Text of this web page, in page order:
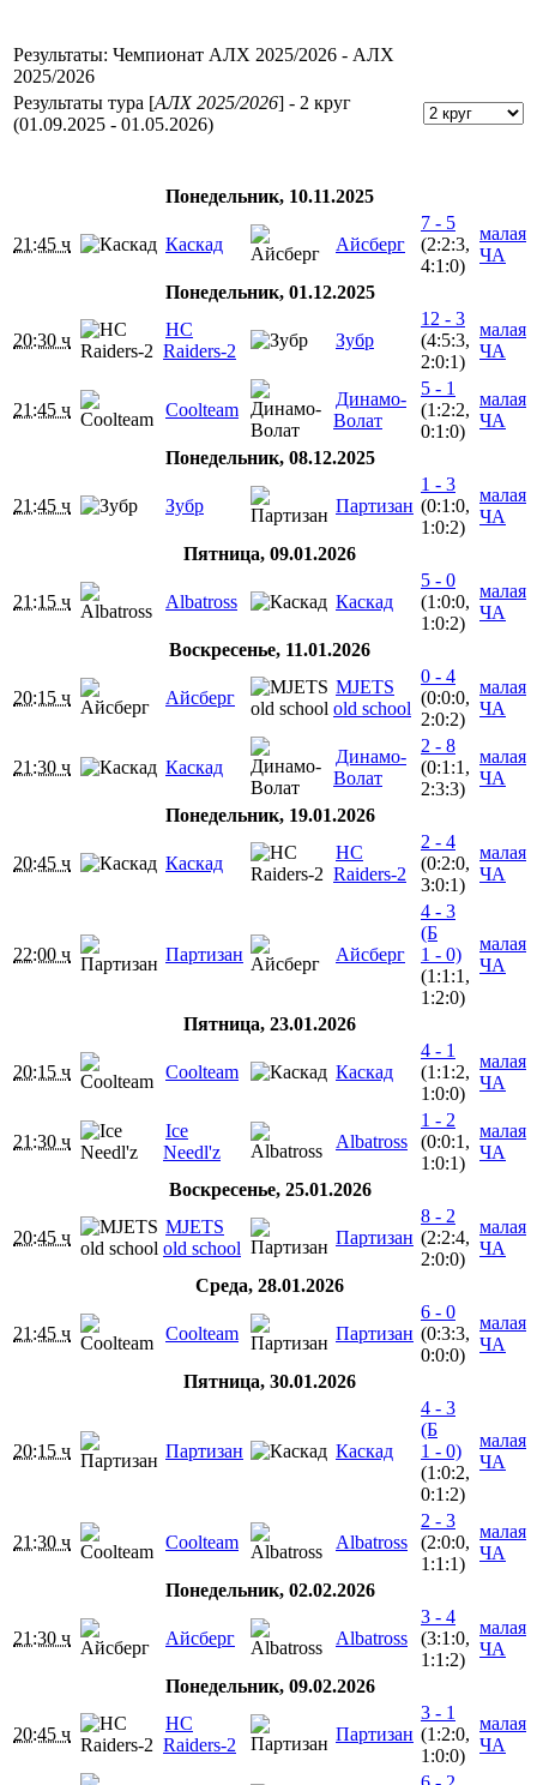
Результаты: Чемпионат АЛХ 2025/2026 - АЛХ
2025/2026
Результаты тура [АЛХ 2025/2026] - 2 круг
(01.09.2025 - 01.05.2026)
Понедельник, 10.11.2025
21:45 ч Каскад Айсберг
7 - 5
(2:2:3,
4:1:0)
малая
ЧА
Понедельник, 01.12.2025
20:30 ч
HC
Raiders-2
Зубр
12 - 3
(4:5:3,
2:0:1)
малая
ЧА
21:45 ч Coolteam
Динамо-
Волат
5 - 1
(1:2:2,
0:1:0)
малая
ЧА
Понедельник, 08.12.2025
21:45 ч Зубр Партизан
1 - 3
(0:1:0,
1:0:2)
малая
ЧА
Пятница, 09.01.2026
21:15 ч Albatross Каскад
5 - 0
(1:0:0,
1:0:2)
малая
ЧА
Воскресенье, 11.01.2026
20:15 ч Айсберг
MJETS
old school
0 - 4
(0:0:0,
2:0:2)
малая
ЧА
21:30 ч Каскад
Динамо-
Волат
2 - 8
(0:1:1,
2:3:3)
малая
ЧА
Понедельник, 19.01.2026
20:45 ч Каскад
HC
Raiders-2
2 - 4
(0:2:0,
3:0:1)
малая
ЧА
22:00 ч Партизан Айсберг
4 - 3
(Б
1 - 0)
(1:1:1,
1:2:0)
малая
ЧА
Пятница, 23.01.2026
20:15 ч Coolteam Каскад
4 - 1
(1:1:2,
1:0:0)
малая
ЧА
21:30 ч
Ice
Needl'z
Albatross
1 - 2
(0:0:1,
1:0:1)
малая
ЧА
Воскресенье, 25.01.2026
20:45 ч
MJETS
old school
Партизан
8 - 2
(2:2:4,
2:0:0)
малая
ЧА
Среда, 28.01.2026
21:45 ч Coolteam Партизан
6 - 0
(0:3:3,
0:0:0)
малая
ЧА
Пятница, 30.01.2026
20:15 ч Партизан Каскад
4 - 3
(Б
1 - 0)
(1:0:2,
0:1:2)
малая
ЧА
21:30 ч Coolteam Albatross
2 - 3
(2:0:0,
1:1:1)
малая
ЧА
Понедельник, 02.02.2026
21:30 ч Айсберг Albatross
3 - 4
(3:1:0,
1:1:2)
малая
ЧА
Понедельник, 09.02.2026
20:45 ч
HC
Raiders-2
Партизан
3 - 1
(1:2:0,
1:0:0)
малая
ЧА